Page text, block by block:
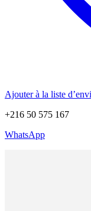
Ajouter à la liste
+216 50 575 167
WhatsApp